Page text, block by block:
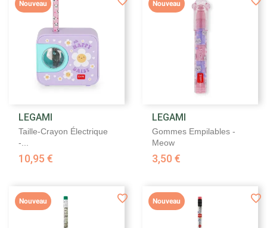
LEGAMI
Taille-Crayon Électrique
-...
10,95 €
Nouveau
LEGAMI
Gommes Empilables -
Meow
3,50 €
Nouveau
Nouveau Nouveau